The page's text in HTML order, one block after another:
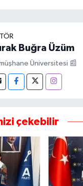
Buğra Üzüm
Üniversitesi 📰
çekebilir